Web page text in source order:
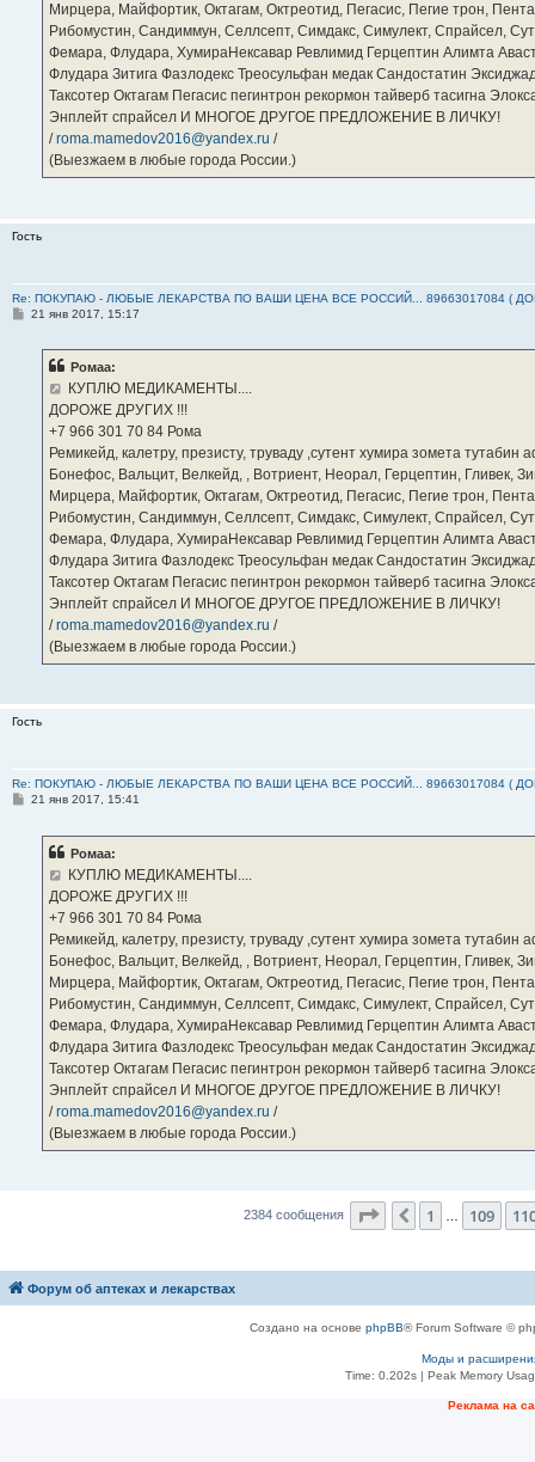
Мирцера, Майфортик, Октагам, Октреотид, Пегасис, Пегие трон,
Рибомустин, Сандиммун, Селлсепт, Симдакс, Симулект, Спрайсел,
Фемара, Флудара, ХумираНексавар Ревлимид Герцептин Алимта
Флудара Зитига Фазлодекс Треосульфан медак Сандостатин
Таксотер Октагам Пегасис пегинтрон рекормон тайверб тасигна
Энплейт спрайсел И МНОГОЕ ДРУГОЕ ПРЕДЛОЖЕНИЕ В ЛИЧКУ!
/roma.mamedov2016@yandex.ru /
(Выезжаем в любые города России.)
Гость
Re: ПОКУПАЮ - ЛЮБЫЕ ЛЕКАРСТВА ПО ВАШИ ЦЕНА ВСЕ РОССИЙ... 89663017084 (
С21 янв 2017, 15:17
Ромаа:
КУПЛЮ МЕДИКАМЕНТЫ....
ДОРОЖЕ ДРУГИХ !!!
‪+7 966 301 70 84‬ Рома
Ремикейд, калетру, презисту, труваду ,сутент хумира зомета
Бонефос, Вальцит, Велкейд, , Вотриент, Неорал, Герцептин, Гливек,
Мирцера, Майфортик, Октагам, Октреотид, Пегасис, Пегие трон,
Рибомустин, Сандиммун, Селлсепт, Симдакс, Симулект, Спрайсел,
Фемара, Флудара, ХумираНексавар Ревлимид Герцептин Алимта
Флудара Зитига Фазлодекс Треосульфан медак Сандостатин
Таксотер Октагам Пегасис пегинтрон рекормон тайверб тасигна
Энплейт спрайсел И МНОГОЕ ДРУГОЕ ПРЕДЛОЖЕНИЕ В ЛИЧКУ!
/roma.mamedov2016@yandex.ru /
(Выезжаем в любые города России.)
Гость
Re: ПОКУПАЮ - ЛЮБЫЕ ЛЕКАРСТВА ПО ВАШИ ЦЕНА ВСЕ РОССИЙ... 89663017084 (
С21 янв 2017, 15:41
Ромаа:
КУПЛЮ МЕДИКАМЕНТЫ....
ДОРОЖЕ ДРУГИХ !!!
‪+7 966 301 70 84‬ Рома
Ремикейд, калетру, презисту, труваду ,сутент хумира зомета
Бонефос, Вальцит, Велкейд, , Вотриент, Неорал, Герцептин, Гливек,
Мирцера, Майфортик, Октагам, Октреотид, Пегасис, Пегие трон,
Рибомустин, Сандиммун, Селлсепт, Симдакс, Симулект, Спрайсел,
Фемара, Флудара, ХумираНексавар Ревлимид Герцептин Алимта
Флудара Зитига Фазлодекс Треосульфан медак Сандостатин
Таксотер Октагам Пегасис пегинтрон рекормон тайверб тасигна
Энплейт спрайсел И МНОГОЕ ДРУГОЕ ПРЕДЛОЖЕНИЕ В ЛИЧКУ!
/roma.mamedov2016@yandex.ru /
(Выезжаем в любые города России.)
2384 сообщения Страница 111из
Пред.
1 109
Форум об аптеках и лекарствах
Создано на основе phpBB® Forum Software ©
Моды и
Time: 0.202s| Peak Memory
Рeклама на